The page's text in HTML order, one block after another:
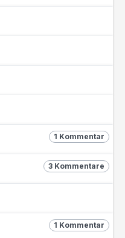
1 Kommentar
3 Kommentare
1 Kommentar